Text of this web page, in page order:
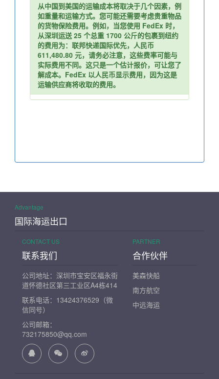
从中国到美国的运输成本将取决于几个因素，例
如重量和运输方式。您可能还需要考虑贵重物品
的货物保险费用。例如，当您使用 FedEx 时，
从深圳运送 25 个总重 1700 公斤的包裹到纽约
的费用为：联邦快递国际优先，人民币
611,480.80 元，请务必注意，这些费率可能与
实际费用不同。这只是一个估计报价，可让您了
解成本。FedEx 以人民币显示费用，因为这是
运输供应商将收取的费用。
Advantage
国际海运出口
CONTACT US
联系我们
公司地址：深圳市宝安区福永街
道怀德社区第三工业区A4栋414
联系电话：13424376529（微
信同号）
公司邮箱：
732175850@qq.com
PARTNER
合作伙伴
美森快船
南方航空
中远海运